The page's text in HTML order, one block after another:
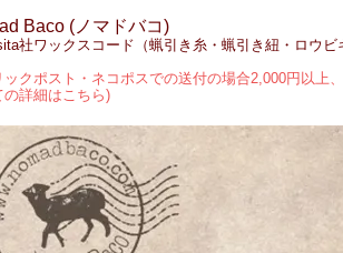
Baco (ノマドバコ)
社ワックスコード（蝋引き糸・蝋引き紐・ロウ
クポスト・ネコポスでの送付の場合2,000円以上
の詳細はこちら)